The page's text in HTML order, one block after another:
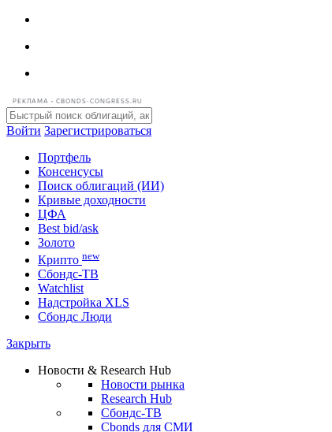
РЕКЛАМА • CBONDS-CONGRESS.RU
Войти Зарегистрироваться
Портфель
Консенсусы
Поиск облигаций (ИИ)
Кривые доходности
ЦФА
Best bid/ask
Золото
Криптоnew
Сбондс-ТВ
Надстройка XLS
Сбондс Люди
Новости & Research Hub